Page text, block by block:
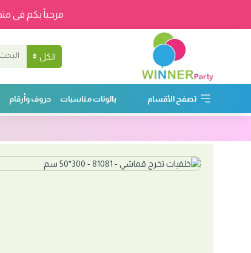
مرحباً بكم فى
الكل
تصفح الأقسام بالونات مناسبات حروف وأرقام